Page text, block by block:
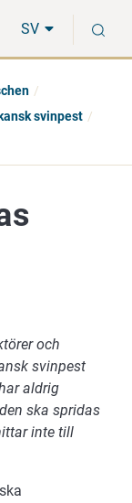
SV
svinpest
och
svinpest
aldrig
ska spridas
inte till